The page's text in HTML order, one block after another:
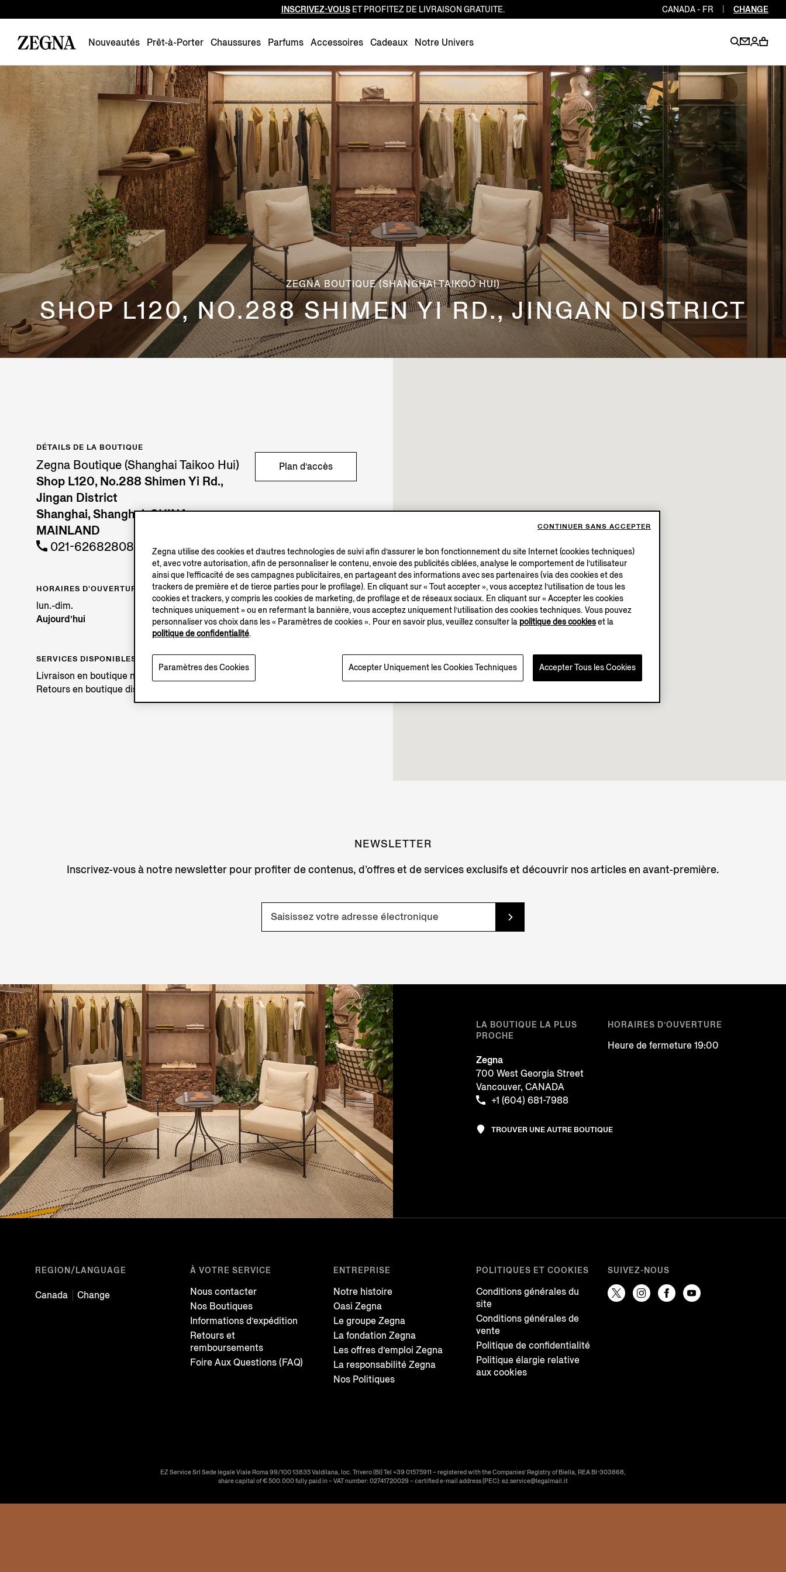
Luxembourg EN
Netherlands EN
Poland
Portugal
Romania
Slovakia
Slovenia
Spain EN
Sweden
Switzerland DE
Turkey
United Kingdom
INSCRIVEZ-VOUSET PROFITEZ DE LIVRAISON GRATUITE. CANADA - FR CHANGE
Nouveautés Prêt-à-Porter Chaussures Parfums Accessoires Cadeaux Notre Univers
ZEGNA BOUTIQUE (SHANGHAI TAIKOO HUI)
SHOP L120, NO.288 SHIMEN YI RD., JINGAN DISTRICT
DÉTAILS DE LA BOUTIQUE
Zegna Boutique (Shanghai Taikoo Hui)
Shop L120, No.288 Shimen Yi Rd.,
Jingan District
Shanghai, Shanghai, CHINA
MAINLAND
021-62682808
Plan d’accès
HORAIRES D'OUVERTURE
lun.-dim.
10.00-22.00
Aujourd’hui
Ouverte jusqu’à 22:00
SERVICES DISPONIBLES
Livraison en boutique non disponible.
Retours en boutique disponibles. En savoir plus
NEWSLETTER
Inscrivez-vous à notre newsletter pour profiter de contenus, d’offres et de services exclusifs et découvrir nos articles en avant-première.
LA BOUTIQUE LA PLUS
PROCHE
Zegna
700 West Georgia Street
Vancouver, CANADA
+1 (604) 681-7988
HORAIRES D’OUVERTURE
Heure de fermeture 19:00
TROUVER UNE AUTRE BOUTIQUE
REGION/LANGUAGE
Canada Change
À VOTRE SERVICE
Nous contacter
Nos Boutiques
Informations d’expédition
Retours et
remboursements
Foire Aux Questions (FAQ)
ENTREPRISE
Notre histoire
Oasi Zegna
Le groupe Zegna
La fondation Zegna
Les offres d’emploi Zegna
La responsabilité Zegna
Nos Politiques
POLITIQUES ET COOKIES
Conditions générales du
site
Conditions générales de
vente
Politique de confidentialité
Politique élargie relative
aux cookies
SUIVEZ-NOUS
EZ Service Srl Sede legale Viale Roma 99/100 13835 Valdilana, loc. Trivero (BI) Tel +39 01575911 – registered with the Companies’ Registry of Biella, REA BI-303868,
share capital of € 500.000 fully paid in – VAT number: 02741720029 – certified e-mail address (PEC): ez.service@legalmail.it
Zegna utilise des cookies et d’autres technologies de suivi afin d’assurer le bon fonctionnement du site Internet (cookies techniques)
et, avec votre autorisation, afin de personnaliser le contenu, envoie des publicités ciblées, analyse le comportement de l’utilisateur
ainsi que l’efficacité de ses campagnes publicitaires, en partageant des informations avec ses partenaires (via des cookies et des
trackers de première et de tierce parties pour le profilage). En cliquant sur « Tout accepter », vous acceptez l’utilisation de tous les
cookies et trackers, y compris les cookies de marketing, de profilage et de réseaux sociaux. En cliquant sur « Accepter les cookies
techniques uniquement » ou en refermant la bannière, vous acceptez uniquement l’utilisation des cookies techniques. Vous pouvez
personnaliser vos choix dans les « Paramètres de cookies ». Pour en savoir plus, veuillez consulter la politique des cookieset la
politique de confidentialité.
Accepter Uniquement les Cookies Techniques Accepter Tous les Cookies
Paramètres des Cookies
CONTINUER SANS ACCEPTER